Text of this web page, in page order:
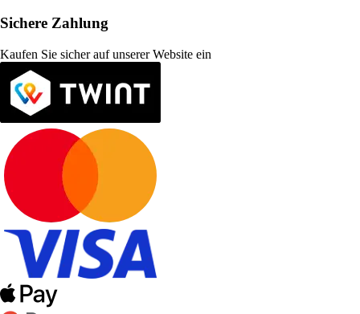
Sichere Zahlung
Kaufen Sie sicher auf unserer Website ein